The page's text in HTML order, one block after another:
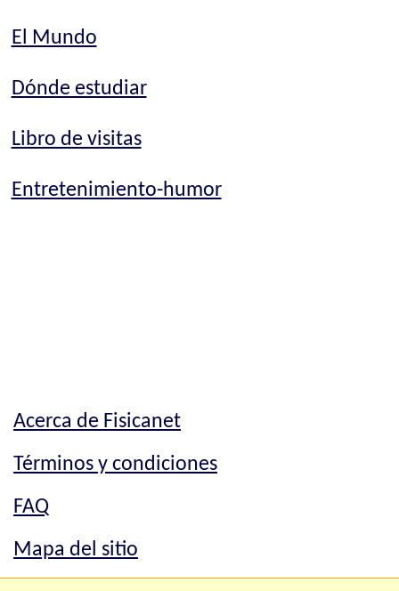
El Mundo
Dónde estudiar
Libro de visitas
Entretenimiento-humor
Acerca de Fisicanet
Términos y condiciones
FAQ
Mapa del sitio